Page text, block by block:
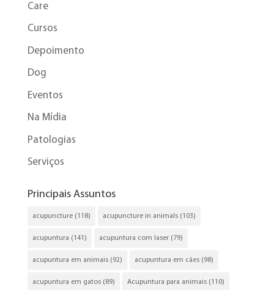
Care
Cursos
Depoimento
Dog
Eventos
Na Mídia
Patologias
Serviços
Principais Assuntos
acupuncture(118) acupuncture in animals(103)
acupuntura (141) acupuntura com laser(79)
acupuntura em animais(92) acupuntura em cães(98)
acupuntura em gatos(89) Acupuntura para animais(110)